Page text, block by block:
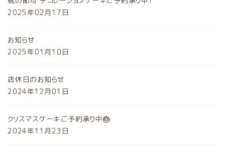
2025年02月17日
お知らせ
2025年01月10日
店休日のお知らせ
2024年12月01日
クリスマスケーキご予約承り中🎂
2024年11月23日